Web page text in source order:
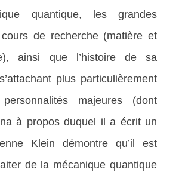
quantique, les grandes
de recherche (matière et
ainsi que l’histoire de sa
plus particulièrement
majeures (dont
à propos duquel il a écrit un
Klein démontre qu’il est
de la mécanique quantique